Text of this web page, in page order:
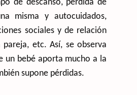
de descanso, pérdida de
misma y autocuidados,
sociales y de relación
etc. Así, se observa
un bebé aporta mucho a la
supone pérdidas.